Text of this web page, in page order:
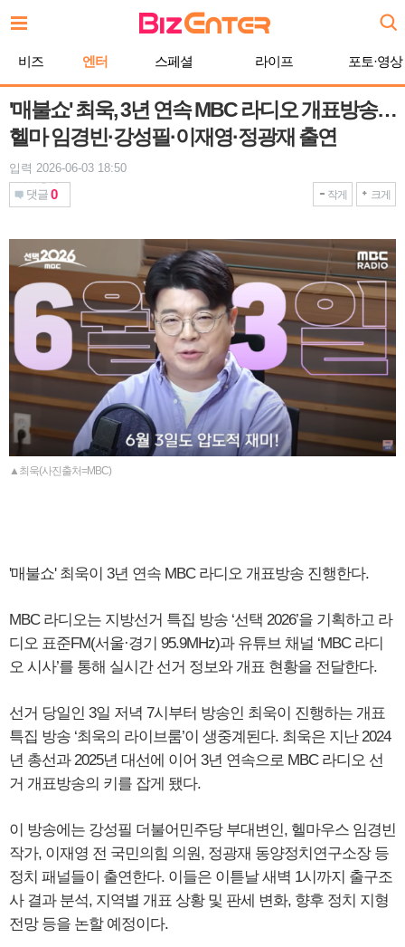
문
비즈 엔터 스페셜 라이프 포토·영상
'매불쇼' 최욱, 3년 연속 MBC 라디오 개표방송…
헬마 임경빈·강성필·이재영·정광재 출연
입력 2026-06-03 18:50
댓글 0 작게 크게
▲최욱(사진출처=MBC)
'매불쇼' 최욱이 3년 연속 MBC 라디오 개표방송 진행한다.
MBC 라디오는 지방선거 특집 방송 ‘선택 2026’을 기획하고 라
디오 표준FM(서울·경기 95.9MHz)과 유튜브 채널 ‘MBC 라디
오 시사’를 통해 실시간 선거 정보와 개표 현황을 전달한다.
선거 당일인 3일 저녁 7시부터 방송인 최욱이 진행하는 개표
특집 방송 ‘최욱의 라이브룸’이 생중계된다. 최욱은 지난 2024
년 총선과 2025년 대선에 이어 3년 연속으로 MBC 라디오 선
거 개표방송의 키를 잡게 됐다.
이 방송에는 강성필 더불어민주당 부대변인, 헬마우스 임경빈
작가, 이재영 전 국민의힘 의원, 정광재 동양정치연구소장 등
정치 패널들이 출연한다. 이들은 이튿날 새벽 1시까지 출구조
사 결과 분석, 지역별 개표 상황 및 판세 변화, 향후 정치 지형
전망 등을 논할 예정이다.